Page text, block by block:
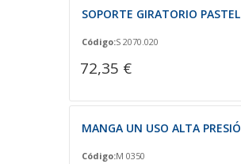
SOPORTE GIRATORIO
Código:S 2070.020
72,35 €
MANGA UN USO ALTA
Código:M 0350